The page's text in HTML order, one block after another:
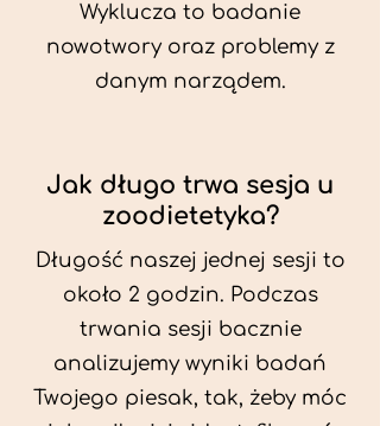
Wyklucza to badanie
nowotwory oraz problemy z
danym narządem.
Jak długo trwa sesja u
zoodietetyka?
Długość naszej jednej sesji to
około 2 godzin. Podczas
trwania sesji bacznie
analizujemy wyniki badań
Twojego piesak, tak, żeby móc